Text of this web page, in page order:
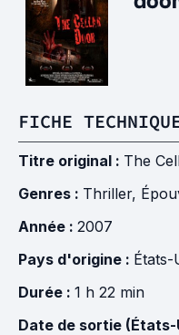
FICHE
Titre original : The
Genres : Thriller,
Année : 2007
Pays d'origine : États-
Durée : 1 h 22 min
Date de sortie (États-